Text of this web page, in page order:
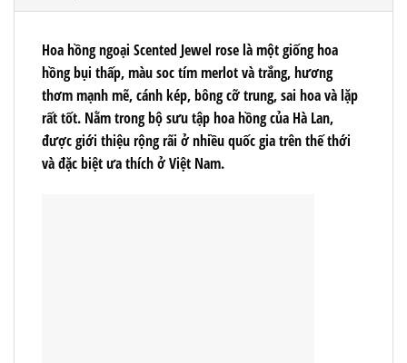
Hoa hồng ngoại Scented Jewel roselà một giống hoa
hồng bụi thấp, màu soc tím merlot và trắng, hương
thơm mạnh mẽ, cánh kép, bông cỡ trung, sai hoa và lặp
rất tốt. Nằm trong bộ sưu tập hoa hồng của Hà Lan,
được giới thiệu rộng rãi ở nhiều quốc gia trên thế thới
và đặc biệt ưa thích ở Việt Nam.